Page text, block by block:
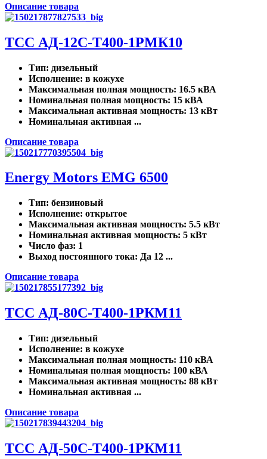
Описание товара
ТСС АД-12С-Т400-1РМК10
Тип: дизельный
Исполнение: в кожухе
Максимальная полная мощность: 16.5 кВА
Номинальная полная мощность: 15 кВА
Максимальная активная мощность: 13 кВт
Номинальная активная ...
Описание товара
Energy Motors EMG 6500
Тип: бензиновый
Исполнение: открытое
Максимальная активная мощность: 5.5 кВт
Номинальная активная мощность: 5 кВт
Число фаз: 1
Выход постоянного тока: Да 12 ...
Описание товара
ТСС АД-80С-Т400-1РКМ11
Тип: дизельный
Исполнение: в кожухе
Максимальная полная мощность: 110 кВА
Номинальная полная мощность: 100 кВА
Максимальная активная мощность: 88 кВт
Номинальная активная ...
Описание товара
ТСС АД-50С-Т400-1РКМ11